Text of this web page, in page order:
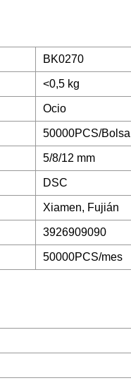
BK0270
<0,5 kg
Ocio
50000PCS/Bolsa
5/8/12 mm
DSC
Xiamen, Fujián
3926909090
50000PCS/mes